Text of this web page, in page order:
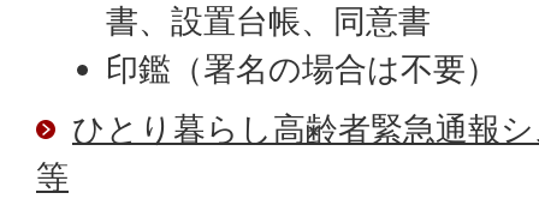
書、設置台帳、同意書
印鑑（署名の場合は不要）
ひとり暮らし高齢者緊急通報
等